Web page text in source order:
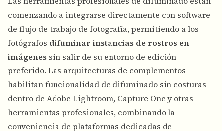
comenzando a integrarse directamente con software
de flujo de trabajo de fotografía, permitiendo a los
fotógrafos difuminar instancias de rostros en
imágenes sin salir de su entorno de edición
preferido. Las arquitecturas de complementos
habilitan funcionalidad de difuminado sin costuras
dentro de Adobe Lightroom, Capture One y otras
herramientas profesionales, combinando la
conveniencia de plataformas dedicadas de